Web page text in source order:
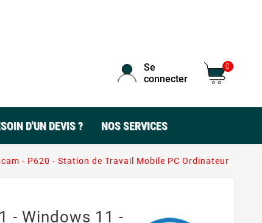
Se
connecter
0
D'UN DEVIS ? NOS SERVICES
- P620 - Station de Travail Mobile PC Ordinateur
- Windows 11 -